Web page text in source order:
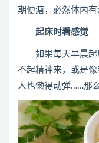
期便溏，必然体内有
起床时看感觉
如果每天早晨起床
不起精神来，或是像
人也懒得动弹……那